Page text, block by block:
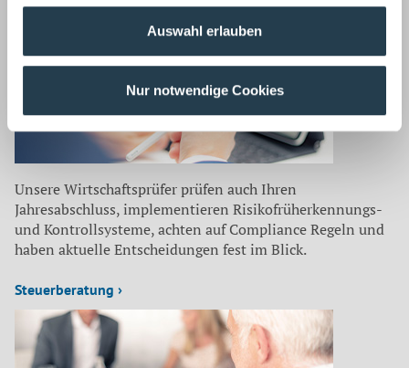
Auswahl erlauben
Nur notwendige Cookies
laufend mit aktuellen Themen aus
Wirtschaftsprüfung ›
Unsere Wirtschaftsprüfer prüfen auch Ihren
Jahresabschluss, implementieren Risikofrüherkennungs-
und Kontrollsysteme, achten auf Compliance Regeln und
haben aktuelle Entscheidungen fest im Blick.
Steuerberatung ›